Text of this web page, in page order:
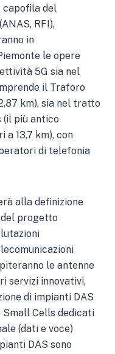
capofila del
RFI),
in
le opere
5G sia nel
il Traforo
km), sia nel tratto
(il più antico
a 13,7 km), con
di telefonia
alla definizione
progetto
le antenne
servizi innovativi,
di impianti DAS
Cells dedicati
(dati e voce)
DAS sono